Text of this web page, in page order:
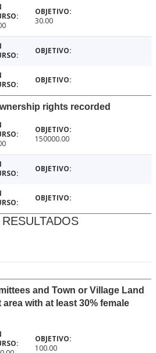
30.00
rights recorded
150000.00
and Town or Village Land
with at least 30% female
100.00